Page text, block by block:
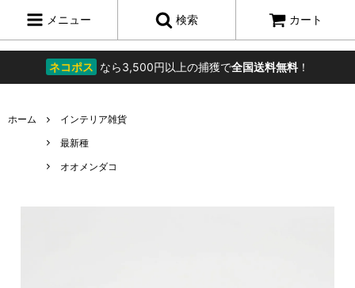
ネコポス なら3,500円以上の捕獲で全国送料無料！
メニュー 検索 カート
ホーム
インテリア雑貨
最新種
オオメンダコ